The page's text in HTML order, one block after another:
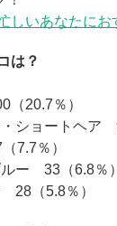
しいあなたにお
は？
20.7％）
ショートヘア
7.7％）
ー 33（6.8％）
（5.8％）